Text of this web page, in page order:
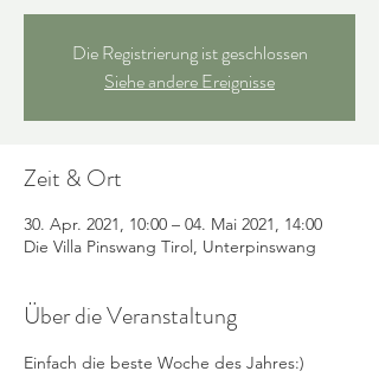
Die Registrierung ist geschlossen
Siehe andere Ereignisse
Zeit & Ort
30. Apr. 2021, 10:00 – 04. Mai 2021, 14:00
Die Villa Pinswang Tirol, Unterpinswang
Über die Veranstaltung
Einfach die beste Woche des Jahres:)